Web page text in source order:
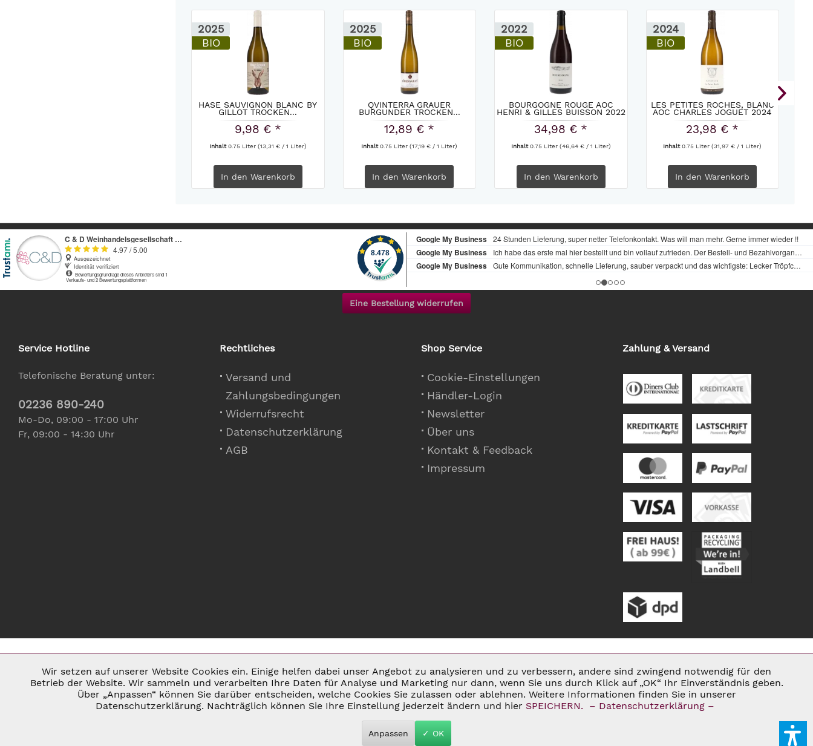
2025
BIO
HASE SAUVIGNON BLANC BY
GILLOT TROCKEN...
9,98 € *
Inhalt0.75 Liter (13,31 € / 1 Liter)
In den Warenkorb
2025
BIO
QVINTERRA GRAUER
BURGUNDER TROCKEN...
12,89 € *
Inhalt0.75 Liter(17,19 € / 1 Liter)
In den Warenkorb
2022
BIO
BOURGOGNE ROUGE AOC
HENRI & GILLES BUISSON 2022
34,98 € *
Inhalt0.75 Liter (46,64 € / 1 Liter)
In den Warenkorb
2024
BIO
LES PETITES ROCHES, BLANC
AOC CHARLES JOGUET 2024
23,98 € *
Inhalt0.75 Liter(31,97 € / 1 Liter)
In den Warenkorb
Eine Bestellung widerrufen
Service Hotline
Telefonische Beratung unter:
02236 890-240
Mo-Do, 09:00 - 17:00 Uhr
Fr, 09:00 - 14:30 Uhr
Rechtliches
Versand und
Zahlungsbedingungen
Widerrufsrecht
Datenschutzerklärung
AGB
Shop Service
Cookie-Einstellungen
Händler-Login
Newsletter
Über uns
Kontakt & Feedback
Impressum
Zahlung & Versand
* ALLE PREISE INKL. GESETZL. UMSATZSTEUER ZZGL. VERSANDKOSTEN UND GGF. NACHNAHMEGEBÜHREN, WENN NICHT ANDERS BESCHRIEBEN
Notwendig Aktiv
Inaktiv
Wir setzen auf unserer Website Cookies ein. Einige helfen dabei unser Angebot zu analysieren und zu verbessern, andere sind zwingend notwendig für den
Betrieb der Website. Wir sammeln und verarbeiten Ihre Daten für Analyse und Marketing nur dann, wenn Sie uns durch Klick auf „OK“ Ihr Einverständnis geben.
Über „Anpassen“ können Sie darüber entscheiden, welche Cookies Sie zulassen oder ablehnen. Weitere Informationen finden Sie in unserer
Datenschutzerklärung. Nachträglich können Sie Ihre Einstellung jederzeit ändern und hier SPEICHERN. – Datenschutzerklärung –
Anpassen ✓ OK